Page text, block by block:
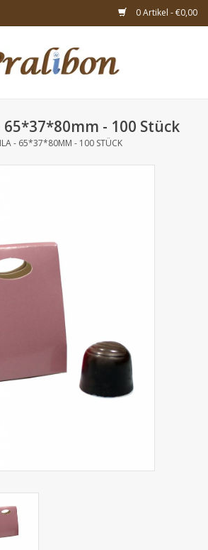
0 Artikel - €0,00
65*37*80mm - 100 Stück
- 65*37*80MM - 100 STÜCK